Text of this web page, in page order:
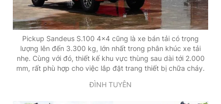
Pickup Sandeus S.100 4x4 cũng là xe bán tải có trọng
lượng lên đến 3.300 kg, lớn nhất trong phân khúc xe tải
nhẹ. Cùng với đó, thiết kế khu vực thùng sau dài tới 2.000
mm, rất phù hợp cho việc lắp đặt trang thiết bị chữa cháy.
ĐÌNH TUYÊN